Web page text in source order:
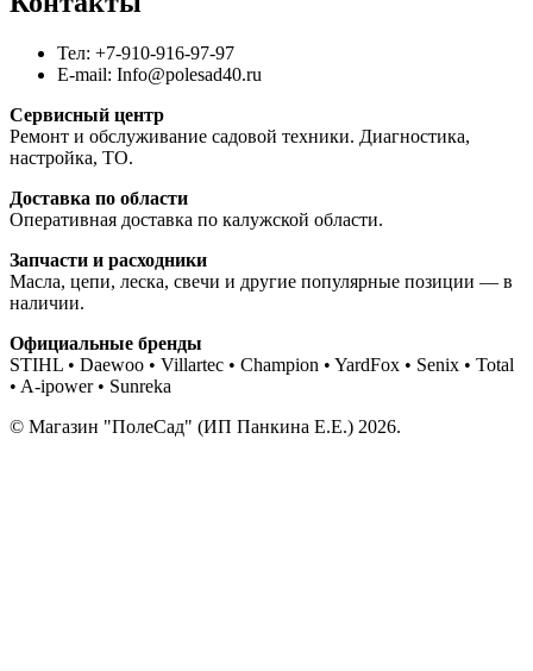
Тел: +7-910-916-97-97
E-mail: Info@polesad40.ru
Сервисный центр
Ремонт и обслуживание садовой техники. Диагностика,
настройка, ТО.
Доставка по области
Оперативная доставка по калужской области.
Запчасти и расходники
Масла, цепи, леска, свечи и другие популярные позиции — в
наличии.
Официальные бренды
STIHL • Daewoo • Villartec • Champion • YardFox • Senix • Total
• A-ipower • Sunreka
© Магазин "ПолеСад" (ИП Панкина Е.Е.) 2026.